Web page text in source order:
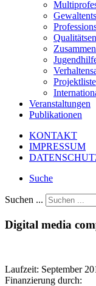
Projektliste
Veranstaltungen
Publikationen
KONTAKT
IMPRESSUM
Suche
Suchen ...
Digital media
Laufzeit: September
Finanzierung durch: